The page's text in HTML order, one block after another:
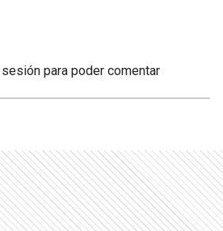
sesión para poder comentar